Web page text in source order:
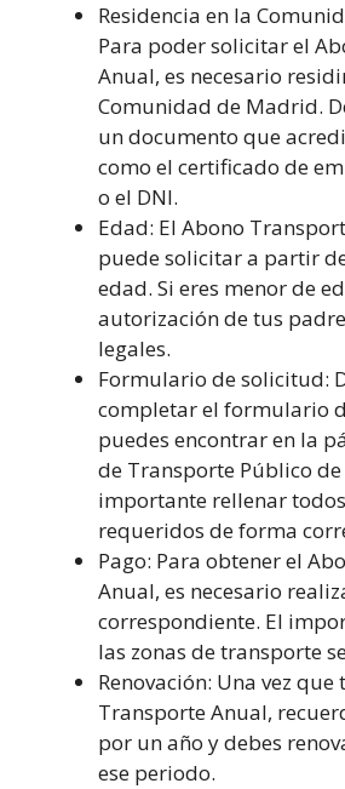
Residencia en la
Para poder solicitar el
Anual, es necesario
Comunidad de Madrid.
un documento que
como el certificado de
o el DNI.
Edad: El Abono
puede solicitar a partir
edad. Si eres menor de
autorización de tus
legales.
Formulario de solicitud:
completar el formulario
puedes encontrar en la
de Transporte Público
importante rellenar
requeridos de forma
Pago: Para obtener el
Anual, es necesario
correspondiente. El
las zonas de transporte
Renovación: Una vez que
Transporte Anual,
por un año y debes
ese periodo.